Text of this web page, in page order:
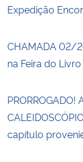
Expedição
CHAMADA 02/
na Feira do
capítulo